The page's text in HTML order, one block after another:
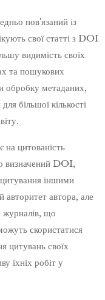
пов'язаний із
свої статті з DOI
видимість своїх
та пошукових
обробку метаданих,
більшої кількості
на цитованість
визначений DOI,
іншими
авторитет автора, але
журналів, що
скористатися
цитувань своїх
їхніх робіт у